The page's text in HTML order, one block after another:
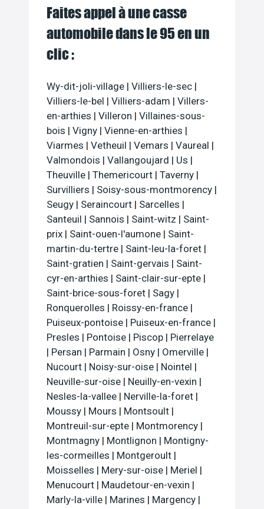
Faites appel à une casse
automobile dans le 95 en un
clic :
Wy-dit-joli-village | Villiers-le-sec |
Villiers-le-bel | Villiers-adam | Villers-
en-arthies | Villeron | Villaines-sous-
bois | Vigny | Vienne-en-arthies |
Viarmes | Vetheuil | Vemars | Vaureal |
Valmondois | Vallangoujard | Us |
Theuville | Themericourt | Taverny |
Survilliers | Soisy-sous-montmorency |
Seugy | Seraincourt | Sarcelles |
Santeuil | Sannois | Saint-witz | Saint-
prix | Saint-ouen-l'aumone | Saint-
martin-du-tertre | Saint-leu-la-foret |
Saint-gratien | Saint-gervais | Saint-
cyr-en-arthies | Saint-clair-sur-epte |
Saint-brice-sous-foret | Sagy |
Ronquerolles | Roissy-en-france |
Puiseux-pontoise | Puiseux-en-france |
Presles | Pontoise | Piscop | Pierrelaye
| Persan | Parmain | Osny | Omerville |
Nucourt | Noisy-sur-oise | Nointel |
Neuville-sur-oise | Neuilly-en-vexin |
Nesles-la-vallee | Nerville-la-foret |
Moussy | Mours | Montsoult |
Montreuil-sur-epte | Montmorency |
Montmagny | Montlignon | Montigny-
les-cormeilles | Montgeroult |
Moisselles | Mery-sur-oise | Meriel |
Menucourt | Maudetour-en-vexin |
Marly-la-ville | Marines | Margency |